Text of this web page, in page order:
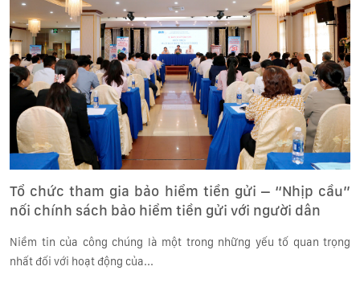
Tổ chức tham gia bảo hiểm tiền gửi – “Nhịp cầu”
nối chính sách bảo hiểm tiền gửi với người dân
Niềm tin của công chúng là một trong những yếu tố quan trọng
nhất đối với hoạt động của...